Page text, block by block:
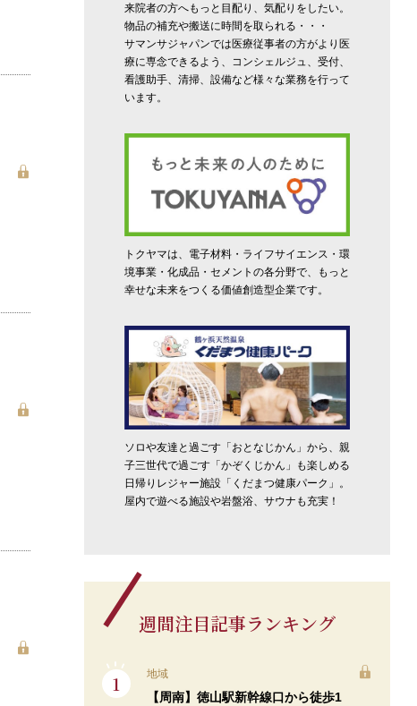
来院者の方へもっと目配り、気配りをしたい。
物品の補充や搬送に時間を取られる・・・
サマンサジャパンでは医療従事者の方がより医
療に専念できるよう、コンシェルジュ、受付、
看護助手、清掃、設備など様々な業務を行って
います。
トクヤマは、電子材料・ライフサイエンス・環
境事業・化成品・セメントの各分野で、もっと
幸せな未来をつくる価値創造型企業です。
ソロや友達と過ごす「おとなじかん」から、親
子三世代で過ごす「かぞくじかん」も楽しめる
日帰りレジャー施設「くだまつ健康パーク」。
屋内で遊べる施設や岩盤浴、サウナも充実！
週間注目記事ランキング
地域
【周南】徳山駅新幹線口から徒歩1